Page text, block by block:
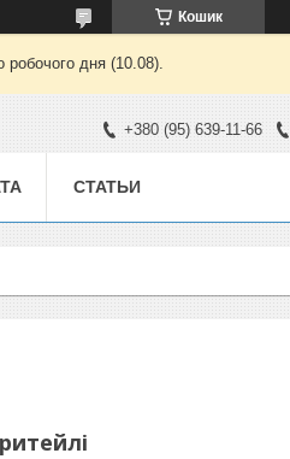
Кошик
робочого дня (10.08).
+380 (95) 639-11-66
СТАТЬИ